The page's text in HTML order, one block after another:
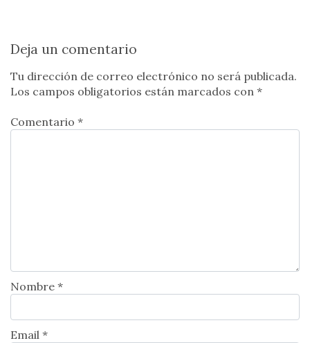
Deja un comentario
Tu dirección de correo electrónico no será publicada.
Los campos obligatorios están marcados con *
Comentario *
Nombre *
Email *